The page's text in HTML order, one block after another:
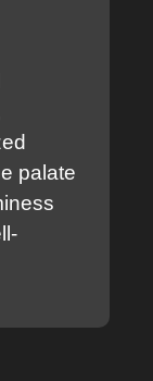
palate